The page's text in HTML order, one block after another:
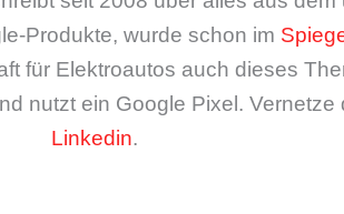
Produkte, wurde schon im
für Elektroautos auch dieses
nutzt ein Google Pixel. Vernetze
Linkedin.